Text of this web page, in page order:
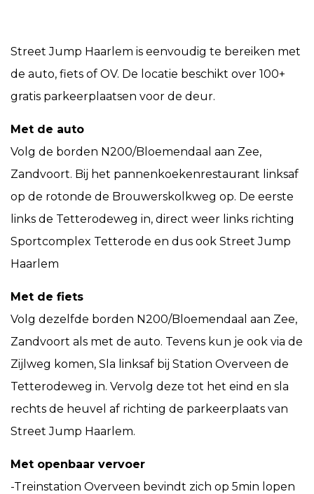
Street Jump Haarlem is eenvoudig te bereiken met
de auto, fiets of OV. De locatie beschikt over 100+
gratis parkeerplaatsen voor de deur.
Met de auto
Volg de borden N200/Bloemendaal aan Zee,
Zandvoort. Bij het pannenkoekenrestaurant linksaf
op de rotonde de Brouwerskolkweg op. De eerste
links de Tetterodeweg in, direct weer links richting
Sportcomplex Tetterode en dus ook Street Jump
Haarlem
Met de fiets
Volg dezelfde borden N200/Bloemendaal aan Zee,
Zandvoort als met de auto. Tevens kun je ook via de
Zijlweg komen, Sla linksaf bij Station Overveen de
Tetterodeweg in. Vervolg deze tot het eind en sla
rechts de heuvel af richting de parkeerplaats van
Street Jump Haarlem.
Met openbaar vervoer
-Treinstation Overveen bevindt zich op 5min lopen